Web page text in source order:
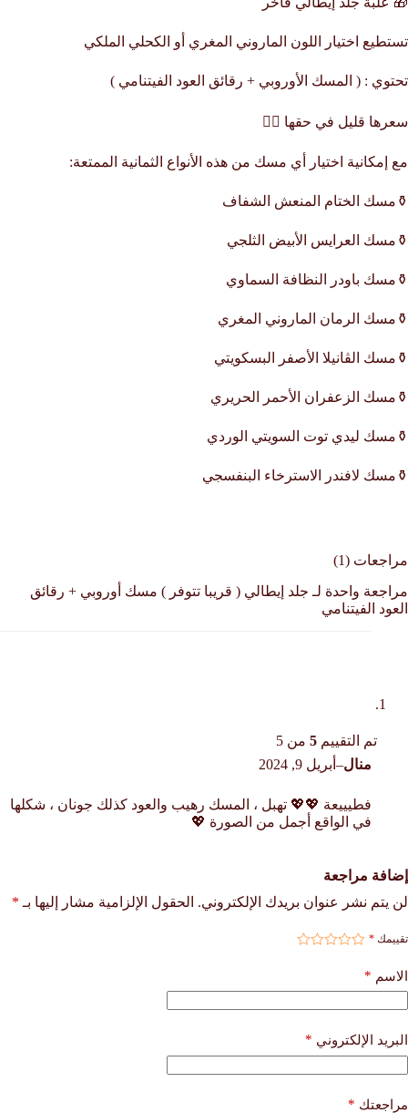
تستطيع اختيار اللون الماروني المغري أو الكحلي الملكي
تحتوي : ( المسك الأوروبي + رقائق العود الفيتنامي )
سعرها قليل في حقها 👌🏼
مع إمكانية اختيار أي مسك من هذه الأنواع الثمانية الممتعة:
⚱مسك الختام المنعش الشفاف
⚱مسك العرايس الأبيض الثلجي
⚱مسك باودر النظافة السماوي
⚱مسك الرمان الماروني المغري
⚱مسك الڤانيلا الأصفر البسكويتي
⚱مسك الزعفران الأحمر الحريري
⚱مسك ليدي توت السويتي الوردي
⚱مسك لافندر الاسترخاء البنفسجي
مراجعات (1)
مراجعة واحدة لـ جلد إيطالي ( قريبا تتوفر ) مسك أوروبي + رقائق
العود الفيتنامي
تم التقييم 5من 5
منال– أبريل 9, 2024
فطيييعة 💖💖 تهبل ، المسك رهيب والعود كذلك جونان ، شكلها
في الواقع أجمل من الصورة 💖
إضافة مراجعة
لن يتم نشر عنوان بريدك الإلكتروني. الحقول الإلزامية مشار إليها بـ *
تقييمك *
الاسم *
البريد الإلكتروني *
مراجعتك *